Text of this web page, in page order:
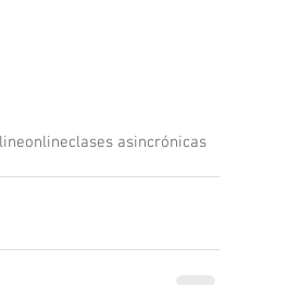
onlineclases asincrónicas